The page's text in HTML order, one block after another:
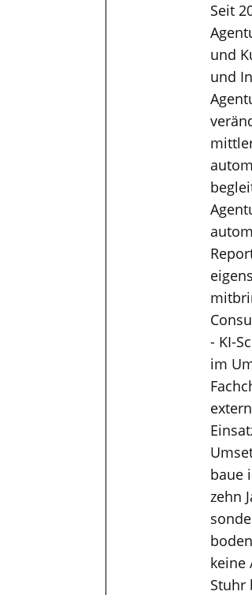
Seit
und
und
- KI-
im
baue
zehn
keine
Stuhr